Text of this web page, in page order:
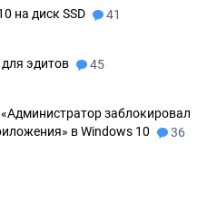
на диск SSD 41
эдитов 45
заблокировал
в Windows 10
36